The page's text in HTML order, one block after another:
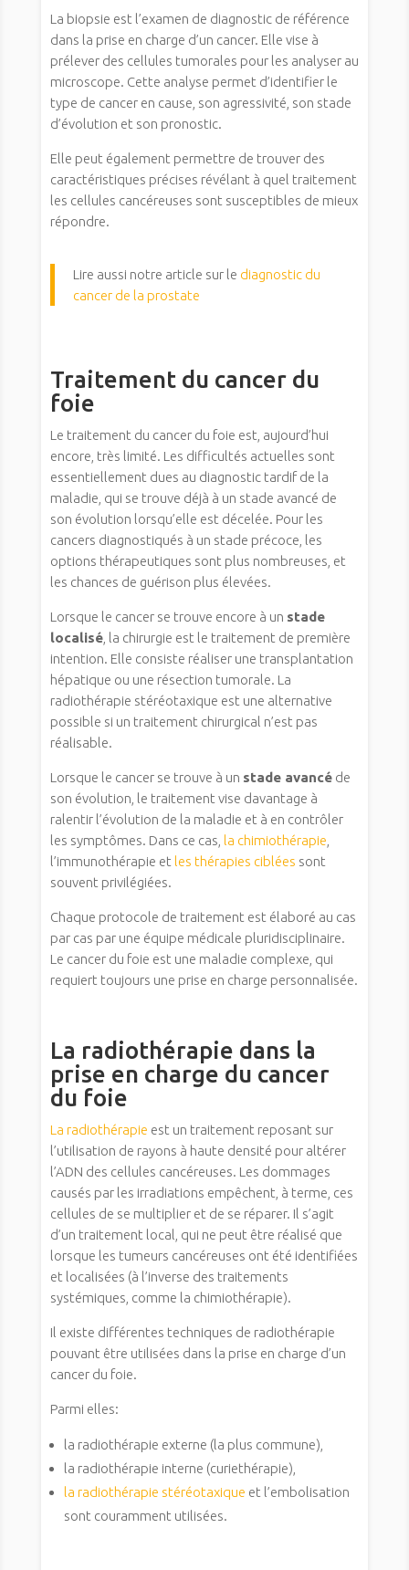
La biopsie est l’examen de diagnostic de référence
dans la prise en charge d’un cancer. Elle vise à
prélever des cellules tumorales pour les analyser au
microscope. Cette analyse permet d’identifier le
type de cancer en cause, son agressivité, son stade
d’évolution et son pronostic.
Elle peut également permettre de trouver des
caractéristiques précises révélant à quel traitement
les cellules cancéreuses sont susceptibles de mieux
répondre.
Lire aussi notre article sur le diagnostic du
cancer de la prostate
Traitement du cancer du
foie
Le traitement du cancer du foie est, aujourd’hui
encore, très limité. Les difficultés actuelles sont
essentiellement dues au diagnostic tardif de la
maladie, qui se trouve déjà à un stade avancé de
son évolution lorsqu’elle est décelée. Pour les
cancers diagnostiqués à un stade précoce, les
options thérapeutiques sont plus nombreuses, et
les chances de guérison plus élevées.
Lorsque le cancer se trouve encore à un stade
localisé, la chirurgie est le traitement de première
intention. Elle consiste réaliser une transplantation
hépatique ou une résection tumorale. La
radiothérapie stéréotaxique est une alternative
possible si un traitement chirurgical n’est pas
réalisable.
Lorsque le cancer se trouve à un stade avancéde
son évolution, le traitement vise davantage à
ralentir l’évolution de la maladie et à en contrôler
les symptômes. Dans ce cas, la chimiothérapie
l’immunothérapie et les thérapies ciblées sont
souvent privilégiées.
Chaque protocole de traitement est élaboré au cas
par cas par une équipe médicale pluridisciplinaire.
Le cancer du foie est une maladie complexe, qui
requiert toujours une prise en charge personnalisée.
La radiothérapie dans la
prise en charge du cancer
du foie
La radiothérapie est un traitement reposant sur
l’utilisation de rayons à haute densité pour altérer
l’ADN des cellules cancéreuses. Les dommages
causés par les irradiations empêchent, à terme, ces
cellules de se multiplier et de se réparer. Il s’agit
d’un traitement local, qui ne peut être réalisé que
lorsque les tumeurs cancéreuses ont été identifiées
et localisées (à l’inverse des traitements
systémiques, comme la chimiothérapie).
Il existe différentes techniques de radiothérapie
pouvant être utilisées dans la prise en charge d’un
cancer du foie.
Parmi elles:
la radiothérapie externe (la plus commune),
la radiothérapie interne (curiethérapie),
la radiothérapie stéréotaxique et l’embolisation
sont couramment utilisées.